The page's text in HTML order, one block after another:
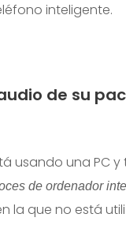
inteligente.
de su
usando una PC
de ordenador
la que no está